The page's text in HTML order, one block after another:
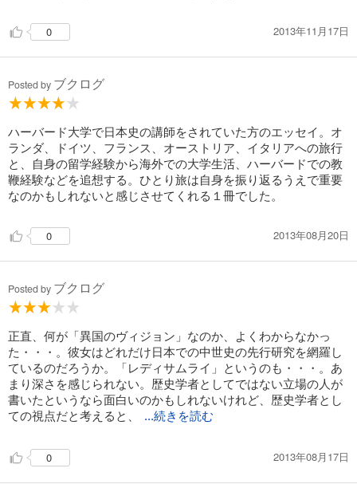
0 2013年11月17日
Posted by ブクログ
ハーバード大学で日本史の講師をされていた方のエッセイ。オ
ランダ、ドイツ、フランス、オーストリア、イタリアへの旅行
と、自身の留学経験から海外での大学生活、ハーバードでの教
鞭経験などを追想する。ひとり旅は自身を振り返るうえで重要
なのかもしれないと感じさせてくれる１冊でした。
0 2013年08月20日
Posted by ブクログ
正直、何が「異国のヴィジョン」なのか、よくわからなかっ
た・・・。彼女はどれだけ日本での中世史の先行研究を網羅し
ているのだろうか。「レディサムライ」というのも・・・。あ
まり深さを感じられない。歴史学者としてではない立場の人が
書いたというなら面白いのかもしれないけれど、歴史学者とし
ての視点だと考えると、
...続きを読む
0 2013年08月17日